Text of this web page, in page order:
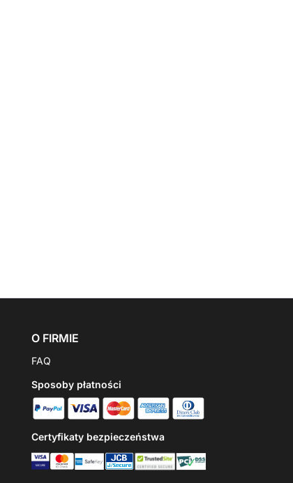
O FIRMIE
FAQ
Sposoby płatności
Certyfikaty bezpieczeństwa